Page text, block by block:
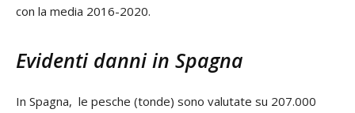
con la media 2016-2020.
Evidenti danni in Spagna
In Spagna, le pesche (tonde) sono valutate su 207.000